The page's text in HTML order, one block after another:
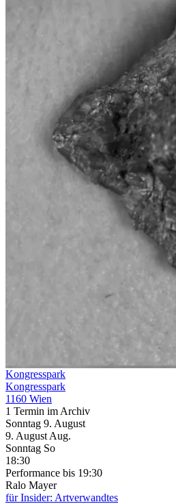
Kongresspark
Kongresspark
1160 Wien
1 Termin im Archiv
Sonntag 9. August
9. August Aug.
Sonntag So
18:30
Performance bis 19:30
Ralo Mayer
für Insider: Artverwandtes